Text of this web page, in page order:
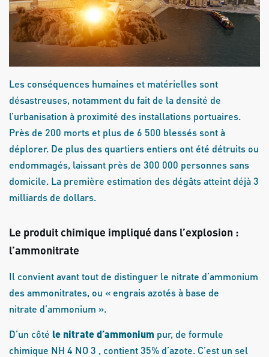
Les conséquences humaines et matérielles sont
désastreuses, notamment du fait de la densité de
l’urbanisation à proximité des installations portuaires.
Près de 200 morts et plus de 6 500 blessés sont à
déplorer. De plus des quartiers entiers ont été détruits ou
endommagés, laissant près de 300 000 personnes sans
domicile. La première estimation des dégâts atteint déjà 3
milliards de dollars.
Le produit chimique impliqué dans l’explosion :
l’ammonitrate
Il convient avant tout de distinguer le nitrate d’ammonium
des ammonitrates, ou « engrais azotés à base de
nitrate d’ammonium ».
D’un côté le nitrate d’ammonium pur, de formule
chimique NH 4 NO 3 , contient 35% d’azote. C’est un sel